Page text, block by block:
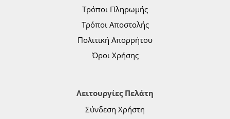
Τρόποι Πληρωμής
Τρόποι Αποστολής
Πολιτική Απορρήτου
Όροι Χρήσης
Λειτουργίες Πελάτη
Σύνδεση Χρήστη